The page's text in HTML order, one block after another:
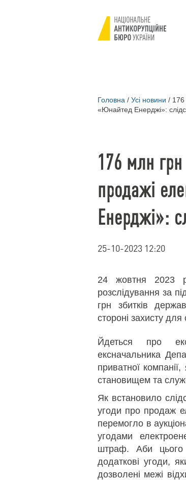
Головна / Усі новини / 176
«Юнайтед Енерджі»:
176 млн
продажі
Енерджі»:
25-10-2023 12:20
24 жовтня 2023
розслідування за
грн збитків
стороні захисту
Йдеться про
ексначальника
приватної
становищем та
Як встановило
угоди про продаж
перемогло в
угодами
штраф. Аби цього
додаткові угоди,
дозволені межі